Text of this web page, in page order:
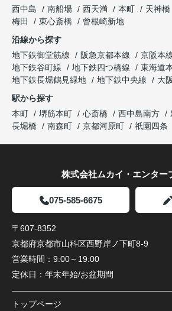
西中島
南船場 西天満 本町 天神橋
梅田
東心斎橋
曾根崎新地
沿線から探す
地下鉄御堂筋線
阪急京都本線 京阪本
地下鉄谷町線
地下鉄四つ橋線
東海道
地下鉄長堀鶴見緑地
地下鉄中央線
大
駅から探す
本町
堺筋本町 心斎橋 西中島南方
長堀橋
南森町 京都河原町 祇園四条
株式会社ムカイ・エンター
075-585-6675
〒607-8352
京都府京都市山科区西野岸ノ下町8-9
営業時間： 9:00～19:00
定休日： 年末年始/お盆期間
トップページ